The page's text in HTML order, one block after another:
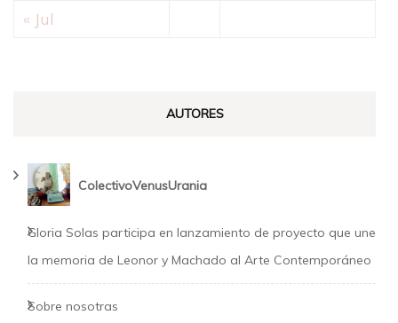
« Jul
AUTORES
ColectivoVenusUrania
Gloria Solas participa en lanzamiento de proyecto que une
la memoria de Leonor y Machado al Arte Contemporáneo
Sobre nosotras